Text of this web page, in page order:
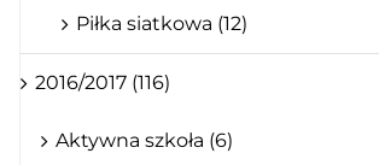
Piłka siatkowa (12)
2016/2017 (116)
Aktywna szkoła (6)